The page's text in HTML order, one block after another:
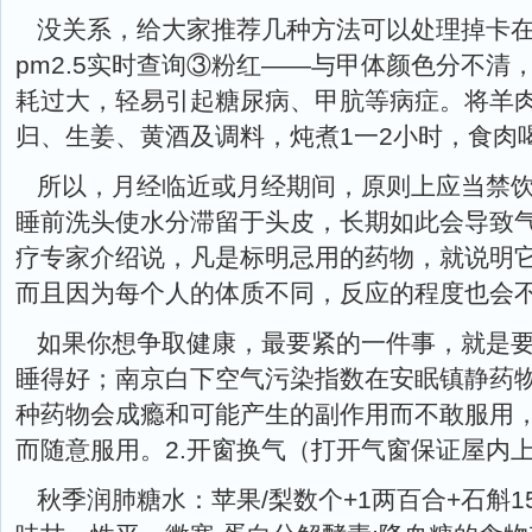
没关系，给大家推荐几种方法可以处理掉卡
pm2.5实时查询③粉红——与甲体颜色分不清
耗过大，轻易引起糖尿病、甲肮等病症。将羊
归、生姜、黄酒及调料，炖煮1一2小时，食肉
所以，月经临近或月经期间，原则上应当禁
睡前洗头使水分滞留于头皮，长期如此会导致
疗专家介绍说，凡是标明忌用的药物，就说明
而且因为每个人的体质不同，反应的程度也会
如果你想争取健康，最要紧的一件事，就是
睡得好；南京白下空气污染指数在安眠镇静药
种药物会成瘾和可能产生的副作用而不敢服用
而随意服用。2.开窗换气（打开气窗保证屋内
秋季润肺糖水：苹果/梨数个+1两百合+石斛